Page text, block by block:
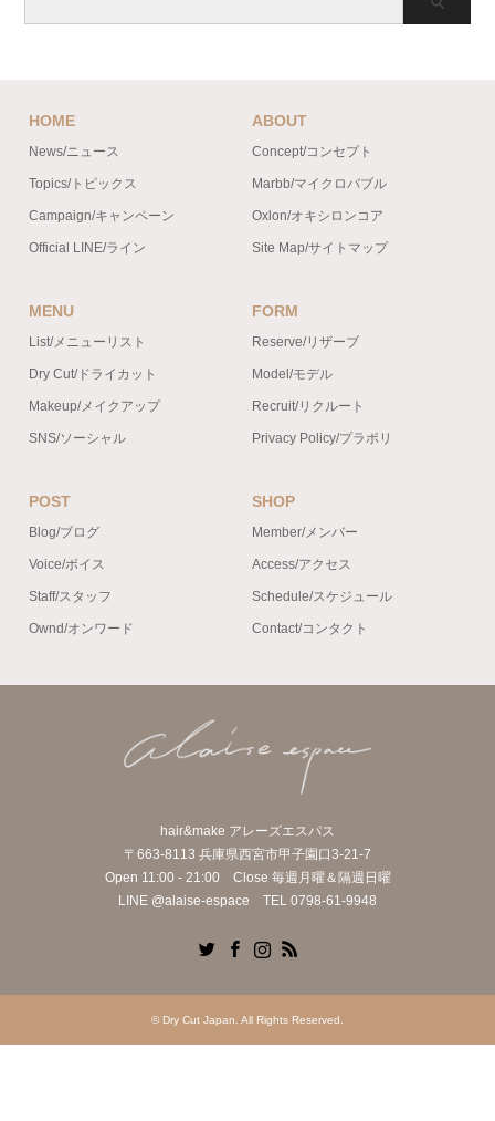
HOME
News/ニュース
Topics/トピックス
Campaign/キャンペーン
Official LINE/ライン
ABOUT
Concept/コンセプト
Marbb/マイクロバブル
Oxlon/オキシロンコア
Site Map/サイトマップ
MENU
List/メニューリスト
Dry Cut/ドライカット
Makeup/メイクアップ
SNS/ソーシャル
FORM
Reserve/リザーブ
Model/モデル
Recruit/リクルート
Privacy Policy/プラポリ
POST
Blog/ブログ
Voice/ボイス
Staff/スタッフ
Ownd/オンワード
SHOP
Member/メンバー
Access/アクセス
Schedule/スケジュール
Contact/コンタクト
hair&make アレーズエスパス
〒663-8113 兵庫県西宮市甲子園口3-21-7
Open 11:00 - 21:00 Close 毎週月曜＆隔週日曜
LINE @alaise-espace TEL 0798-61-9948
© Dry Cut Japan . All Rights Reserved.